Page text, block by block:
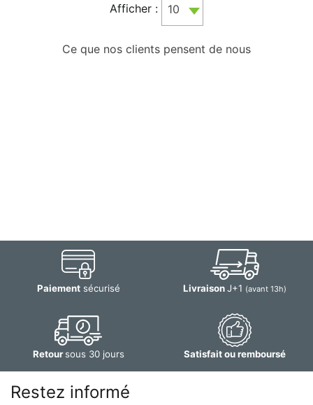
Afficher : 10
Ce que nos clients pensent de nous
Paiementsécurisé LivraisonJ+1 (avant 13h)
Retoursous 30 jours Satisfait ou remboursé
Restez informé